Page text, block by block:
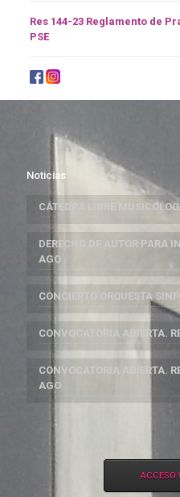
Res 144-23 Reglamento de
PSE
Noticias
CÁTEDRA LIBRE
DERECHO DE AUTOR PARA
AGO
CONCIERTO ORQUESTA
CONVOCATORIA ABIERTA.
CONVOCATORIA ABIERTA.
AGO
ACCESO